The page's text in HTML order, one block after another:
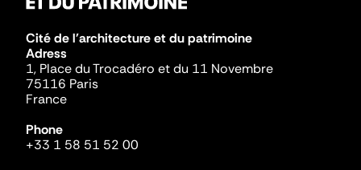
Cité de l'architecture et du patrimoine
Adress
1, Place du Trocadéro et du 11 Novembre
75116 Paris
France
Phone
+33 1 58 51 52 00